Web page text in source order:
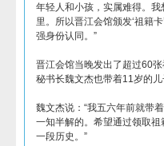
年轻人和小孩，实属难得。
里。所以晋江会馆颁发‘祖籍
强身份认同。”
晋江会馆当晚发出了超过60
秘书长魏文杰也带着11岁的儿
魏文杰说：“我五六年前就带
一知半解的。希望通过领取
一段历史。”